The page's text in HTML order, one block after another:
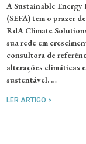
A Sustainable
(SEFA) tem o prazer
RdA Climate
sua rede em
consultora de
alterações climáticas
sustentável. …
LER ARTIGO >